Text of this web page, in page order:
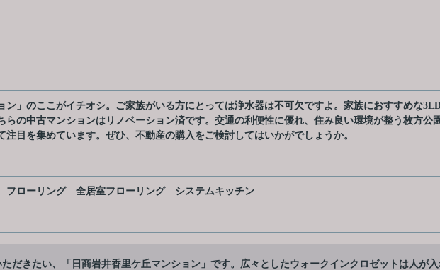
ン」のここがイチオシ。ご家族がいる方にとっては浄水器は不可欠ですよ。家族におすすめな
らの中古マンションはリノベーション済です。交通の利便性に優れ、住み良い環境が整う枚方公
注目を集めています。ぜひ、不動産の購入をご検討してはいかがでしょうか。
フローリング 全居室フローリング システムキッチン
だきたい、「日商岩井香里ケ丘マンション」です。広々としたウォークインクロゼットは人が